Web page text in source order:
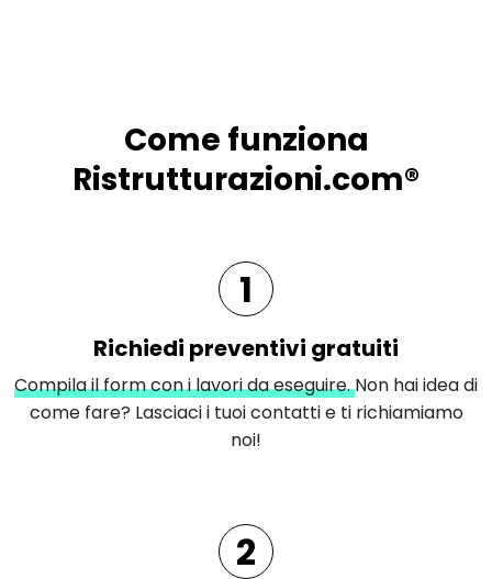
Come funziona
Ristrutturazioni.com®
1
Richiedi preventivi gratuiti
Compila il form con i lavori da eseguire.Non hai idea di
come fare? Lasciaci i tuoi contatti e ti richiamiamo
noi!
2